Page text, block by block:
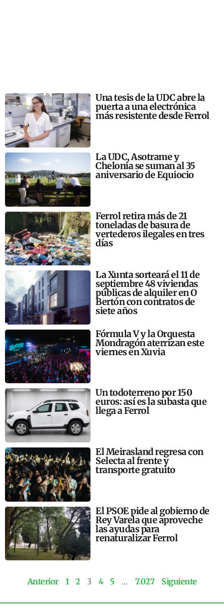
Una tesis de la UDC abre la
puerta a una electrónica
más resistente desde Ferrol
La UDC, Asotrame y
Chelonia se suman al 35
aniversario de Equiocio
Ferrol retira más de 21
toneladas de basura de
vertederos ilegales en tres
días
La Xunta sorteará el 11 de
septiembre 48 viviendas
públicas de alquiler en O
Bertón con contratos de
siete años
Fórmula V y la Orquesta
Mondragón aterrizan este
viernes en Xuvia
Un todoterreno por 150
euros: así es la subasta que
llega a Ferrol
El Meirasland regresa con
Selecta al frente y
transporte gratuito
El PSOE pide al gobierno de
Rey Varela que aproveche
las ayudas para
renaturalizar Ferrol
Anterior 1 2 3 4 5 … 7.027 Siguiente